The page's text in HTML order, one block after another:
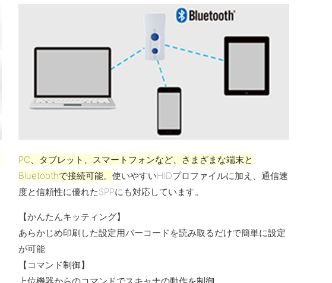
PC、タブレット、スマートフォンなど、さまざまな端末と
Bluetoothで接続可能。使いやすいHIDプロファイルに加え、通信速
度と信頼性に優れたSPPにも対応しています。
【かんたんキッティング】
あらかじめ印刷した設定用バーコードを読み取るだけで簡単に設定
が可能
【コマンド制御】